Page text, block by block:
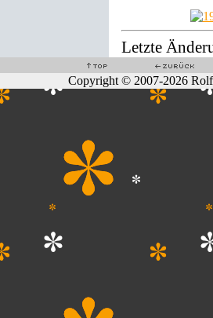
Letzte
Copyright © 2007-2026